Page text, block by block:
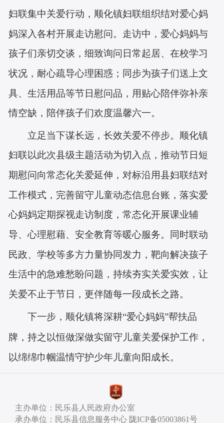
妇联集中关爱行动，顺化镇妇联组织结对爱心妈
妈深入各村开展走访慰问。走访中，爱心妈妈与
孩子们亲切交谈，细致询问日常起居、在校学习
状况，耐心疏导心理困惑；同步为孩子们送上文
具、生活用品等节日慰问品，用贴心陪伴弥补亲
情空缺，陪伴孩子们欢度温馨六一。
立足当下谋长远，长效关爱不停步。顺化镇
妇联以此次县级主题活动为切入点，推动节日短
期慰问向常态化关爱延伸，对标沿用县妇联结对
工作模式，完善留守儿童动态信息台账，落实爱
心妈妈定期探视走访制度，常态化开展课业辅
导、心理慰藉、安全教育等暖心服务。同时联动
民政、学校等多方力量协同发力，靶向解决孩子
生活中的急难愁盼问题，持续夯实关爱实效，让
关爱不止于节日，更伴随每一段成长之路。
下一步，顺化镇将深耕“爱心妈妈”帮扶品
牌，持之以恒做深做实留守儿童关爱保护工作，
以绵绵巾帼温情守护少年儿童向阳成长。
主办单位：民乐县人民政府办公室
承办单位：民乐县信息服务中心 陇ICP备05003861号